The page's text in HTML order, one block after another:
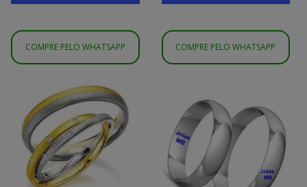
COMPRE PELO WHATSAPP COMPRE PELO WHATSAPP